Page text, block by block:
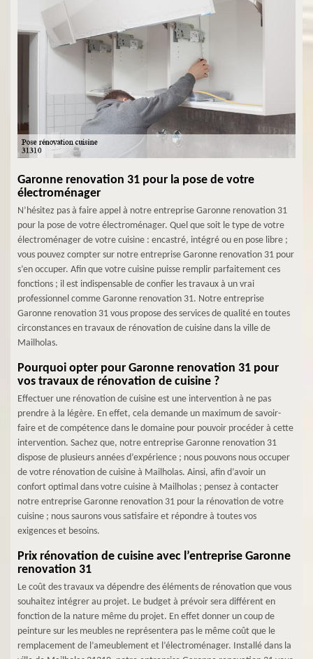
Garonne renovation 31 pour la pose de votre
électroménager
N’hésitez pas à faire appel à notre entreprise Garonne renovation 31
pour la pose de votre électroménager. Quel que soit le type de votre
électroménager de votre cuisine : encastré, intégré ou en pose libre ;
vous pouvez compter sur notre entreprise Garonne renovation 31 pour
s’en occuper. Afin que votre cuisine puisse remplir parfaitement ces
fonctions ; il est indispensable de confier les travaux à un vrai
professionnel comme Garonne renovation 31. Notre entreprise
Garonne renovation 31 vous propose des services de qualité en toutes
circonstances en travaux de rénovation de cuisine dans la ville de
Mailholas.
Pourquoi opter pour Garonne renovation 31 pour
vos travaux de rénovation de cuisine ?
Effectuer une rénovation de cuisine est une intervention à ne pas
prendre à la légère. En effet, cela demande un maximum de savoir-
faire et de compétence dans le domaine pour pouvoir procéder à cette
intervention. Sachez que, notre entreprise Garonne renovation 31
dispose de plusieurs années d’expérience ; nous pouvons nous occuper
de votre rénovation de cuisine à Mailholas. Ainsi, afin d’avoir un
confort optimal dans votre cuisine à Mailholas ; pensez à contacter
notre entreprise Garonne renovation 31 pour la rénovation de votre
cuisine ; nous saurons vous satisfaire et répondre à toutes vos
exigences et besoins.
Prix rénovation de cuisine avec l’entreprise Garonne
renovation 31
Le coût des travaux va dépendre des éléments de rénovation que vous
souhaitez intégrer au projet. Le budget à prévoir sera différent en
fonction de la nature même du projet. En effet donner un coup de
peinture sur les meubles ne représentera pas le même coût que le
remplacement de l’ameublement et l’électroménager. Installé dans la